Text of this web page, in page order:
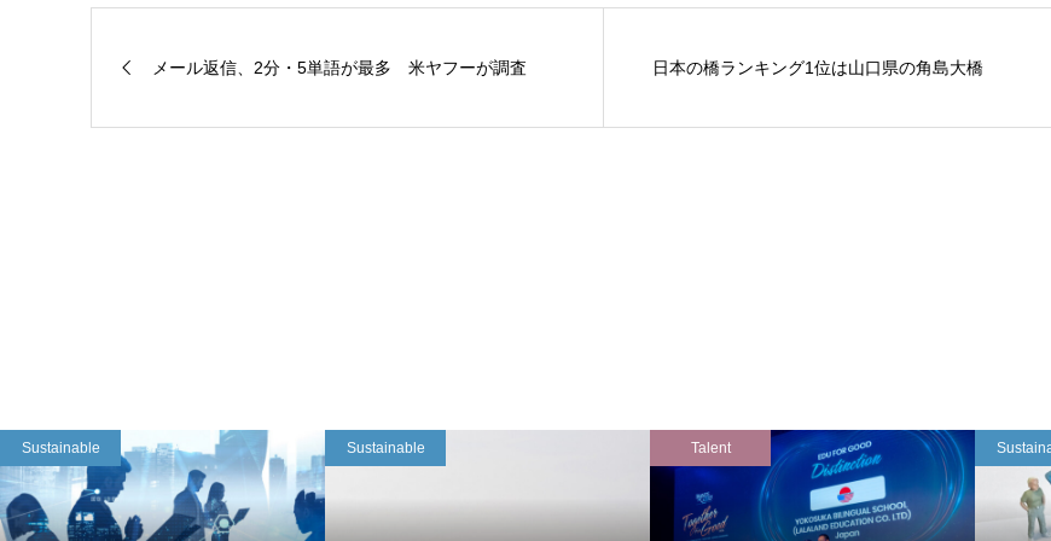
メール返信、2分・5単語が最多 米ヤフーが調査 日本の橋ランキング1位は山口県の角島大橋
Sustainable Sustainable Talent